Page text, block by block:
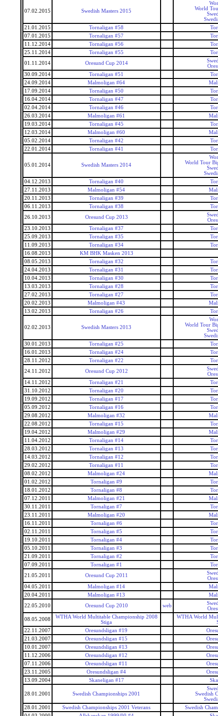
07.02.2015 Swedish Masters 2015
World
21.01.2015
Tornaligan #58
07.01.2015
Tornaligan #57
11.12.2014
Tornaligan #56
25.11.2014
Tornaligan #55
01.11.2014
Oresund Cup 2014
30.09.2014
Tornaligan #51
24.09.2014
Malmoligan #64
17.09.2014
Tornaligan #50
16.04.2014
Tornaligan #47
02.04.2014
Tornaligan #46
26.03.2014
Malmoligan #61
19.03.2014
Tornaligan #45
12.03.2014
Malmoligan #60
05.02.2014
Tornaligan #42
22.01.2014
Tornaligan #41
05.01.2014 Swedish Masters 2014
World Tour
04.12.2013
Tornaligan #40
27.11.2013
Malmoligan #54
20.11.2013
Tornaligan #39
06.11.2013
Tornaligan #38
26.10.2013
Oresund Cup 2013
23.10.2013
Tornaligan #37
25.09.2013
Tornaligan #35
11.09.2013
Tornaligan #34
16.08.2013
KM BHK Masken 2013
08.05.2013
Tornaligan #32
24.04.2013
Tornaligan #31
10.04.2013
Tornaligan #30
13.03.2013
Tornaligan #28
27.02.2013
Tornaligan #27
20.02.2013
Malmoligan #43
13.02.2013
Tornaligan #26
02.02.2013 Swedish Masters 2013
World Tour
30.01.2013
Tornaligan #25
16.01.2013
Tornaligan #24
28.11.2012
Tornaligan #22
24.11.2012
Oresund Cup 2012
14.11.2012
Tornaligan #21
31.10.2012
Tornaligan #20
19.09.2012
Tornaligan #17
05.09.2012
Tornaligan #16
29.08.2012
Malmoligan #32
22.08.2012
Tornaligan #15
19.04.2012
Malmoligan #29
11.04.2012
Tornaligan #14
28.03.2012
Tornaligan #13
14.03.2012
Tornaligan #12
29.02.2012
Tornaligan #11
08.02.2012
Malmoligan #24
01.02.2012
Tornaligan #9
18.01.2012
Tornaligan #8
07.12.2011
Malmoligan #21
30.11.2011
Tornaligan #7
23.11.2011
Malmoligan #20
16.11.2011
Tornaligan #6
02.11.2011
Tornaligan #5
19.10.2011
Tornaligan #4
05.10.2011
Tornaligan #3
21.09.2011
Tornaligan #2
07.09.2011
Tornaligan #1
21.05.2011
Oresund Cup 2011
04.05.2011
Malmoligan #14
20.04.2011
Malmoligan #13
22.05.2010
Oresund Cup 2010 web
08.05.2008
WTHA World Multitable Championship 2008
Stiga
WTHA World
22.11.2007
Oresundsligan #19
21.03.2007
Oresundsligan #15
10.01.2007
Oresundsligan #13
11.12.2006
Oresundsligan #12
07.11.2006
Oresundsligan #11
23.11.2005
Oresundsligan #4
13.09.2004
Skaneligan #17
28.01.2001 Swedish Championships 2001
Swedish
28.01.2001
Swedish Championships 2001 Veterans
Swedish